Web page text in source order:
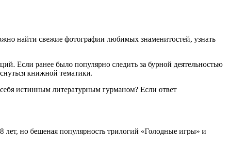
найти свежие фотографии любимых знаменитостей, узнать
Если ранее было популярно следить за бурной деятельностью
книжной тематики.
истинным литературным гурманом? Если ответ
лет, но бешеная популярность трилогий «Голодные игры» и